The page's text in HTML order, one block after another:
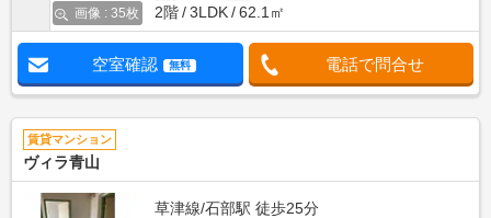
画像 : 35枚
2階
3LDK 62.1㎡
空室確認 無料 電話で問合せ
賃貸マンション
ヴィラ青山
草津線/石部駅 徒歩25分